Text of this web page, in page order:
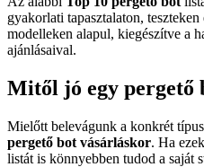
gyakorlati tapasztalaton,
modelleken alapul, kiegészítve a
ajánlásaival.
Mitől jó egy pergető
Mielőtt belevágunk a konkrét
pergető bot vásárláskor. Ha
listát is könnyebben tudod a saját